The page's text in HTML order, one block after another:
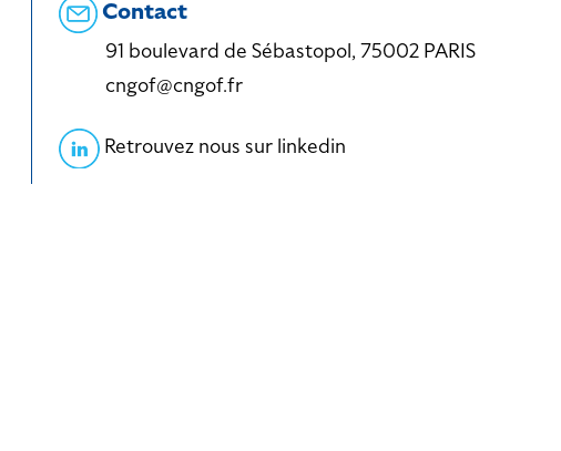
Contact
91 boulevard de Sébastopol, 75002 PARIS
cngof@cngof.fr
Retrouvez nous sur linkedin